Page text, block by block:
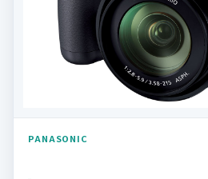
PANASONIC